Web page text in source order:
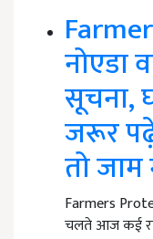
नोएडा
सूचना,
जरूर
तो
Farmers
चलते आज कई